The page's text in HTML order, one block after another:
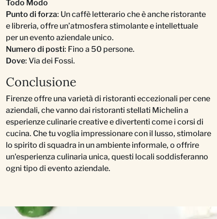
Todo Modo
Punto di forza: Un caffè letterario che è anche ristorante
e libreria, offre un’atmosfera stimolante e intellettuale
per un evento aziendale unico.
Numero di posti: Fino a 50 persone.
Dove: Via dei Fossi.
Conclusione
Firenze offre una varietà di ristoranti eccezionali per cene
aziendali, che vanno dai ristoranti stellati Michelin a
esperienze culinarie creative e divertenti come i corsi di
cucina. Che tu voglia impressionare con il lusso, stimolare
lo spirito di squadra in un ambiente informale, o offrire
un'esperienza culinaria unica, questi locali soddisferanno
ogni tipo di evento aziendale.